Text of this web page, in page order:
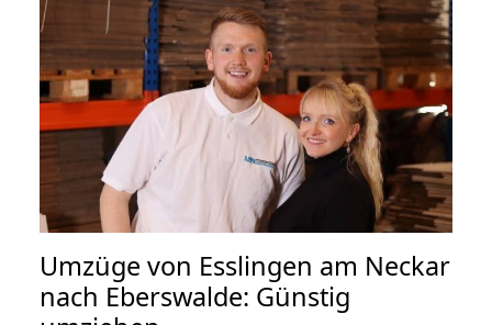
Umzüge von Esslingen am Neckar
nach Eberswalde: Günstig